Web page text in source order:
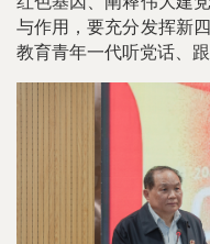
与作用，要充分发挥新
教育青年一代听党话、跟